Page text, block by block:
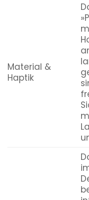
Material &
Haptik